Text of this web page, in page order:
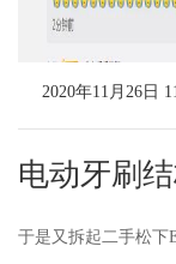
2020年11月26日
电动牙刷
于是又拆起二手松下